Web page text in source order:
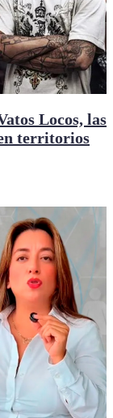
Locos, las
territorios